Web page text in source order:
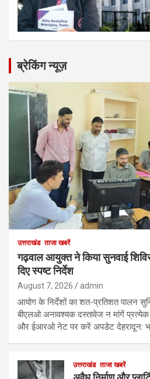
ब्रेकिंग न्यूज़
उत्तराखंड ताजा खबरें
गढ़वाल आयुक्त ने किया सुनवाई
दिए स्पष्ट निर्देश
August 7, 2026 admin
आयोग के निर्देशों का शत-प्रतिशत पालन
बीएलओ अनावश्यक दस्तावेज न मांगें
और ईआरओ नेट पर करें अपडेट देहरादून:
उत्तराखंड ताजा खबरें